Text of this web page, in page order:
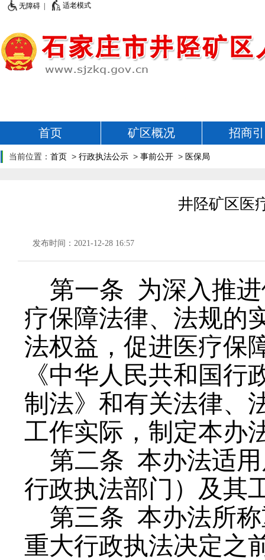
无障碍 | 适老模式
首页 矿区概况 招商
当前位置： 首页 > 行政执法公示 > 事前公开 > 医保局
井陉矿区医
发布时间：2021-12-28 16:57
第一条 为深入推
疗保障法律、法规的
法权益，促进医疗保
《中华人民共和国
制法》和有关法律、
工作实际，制定本办
第二条 本办法适
行政执法部门）及其
第三条本办法所
重大行政执法决定之